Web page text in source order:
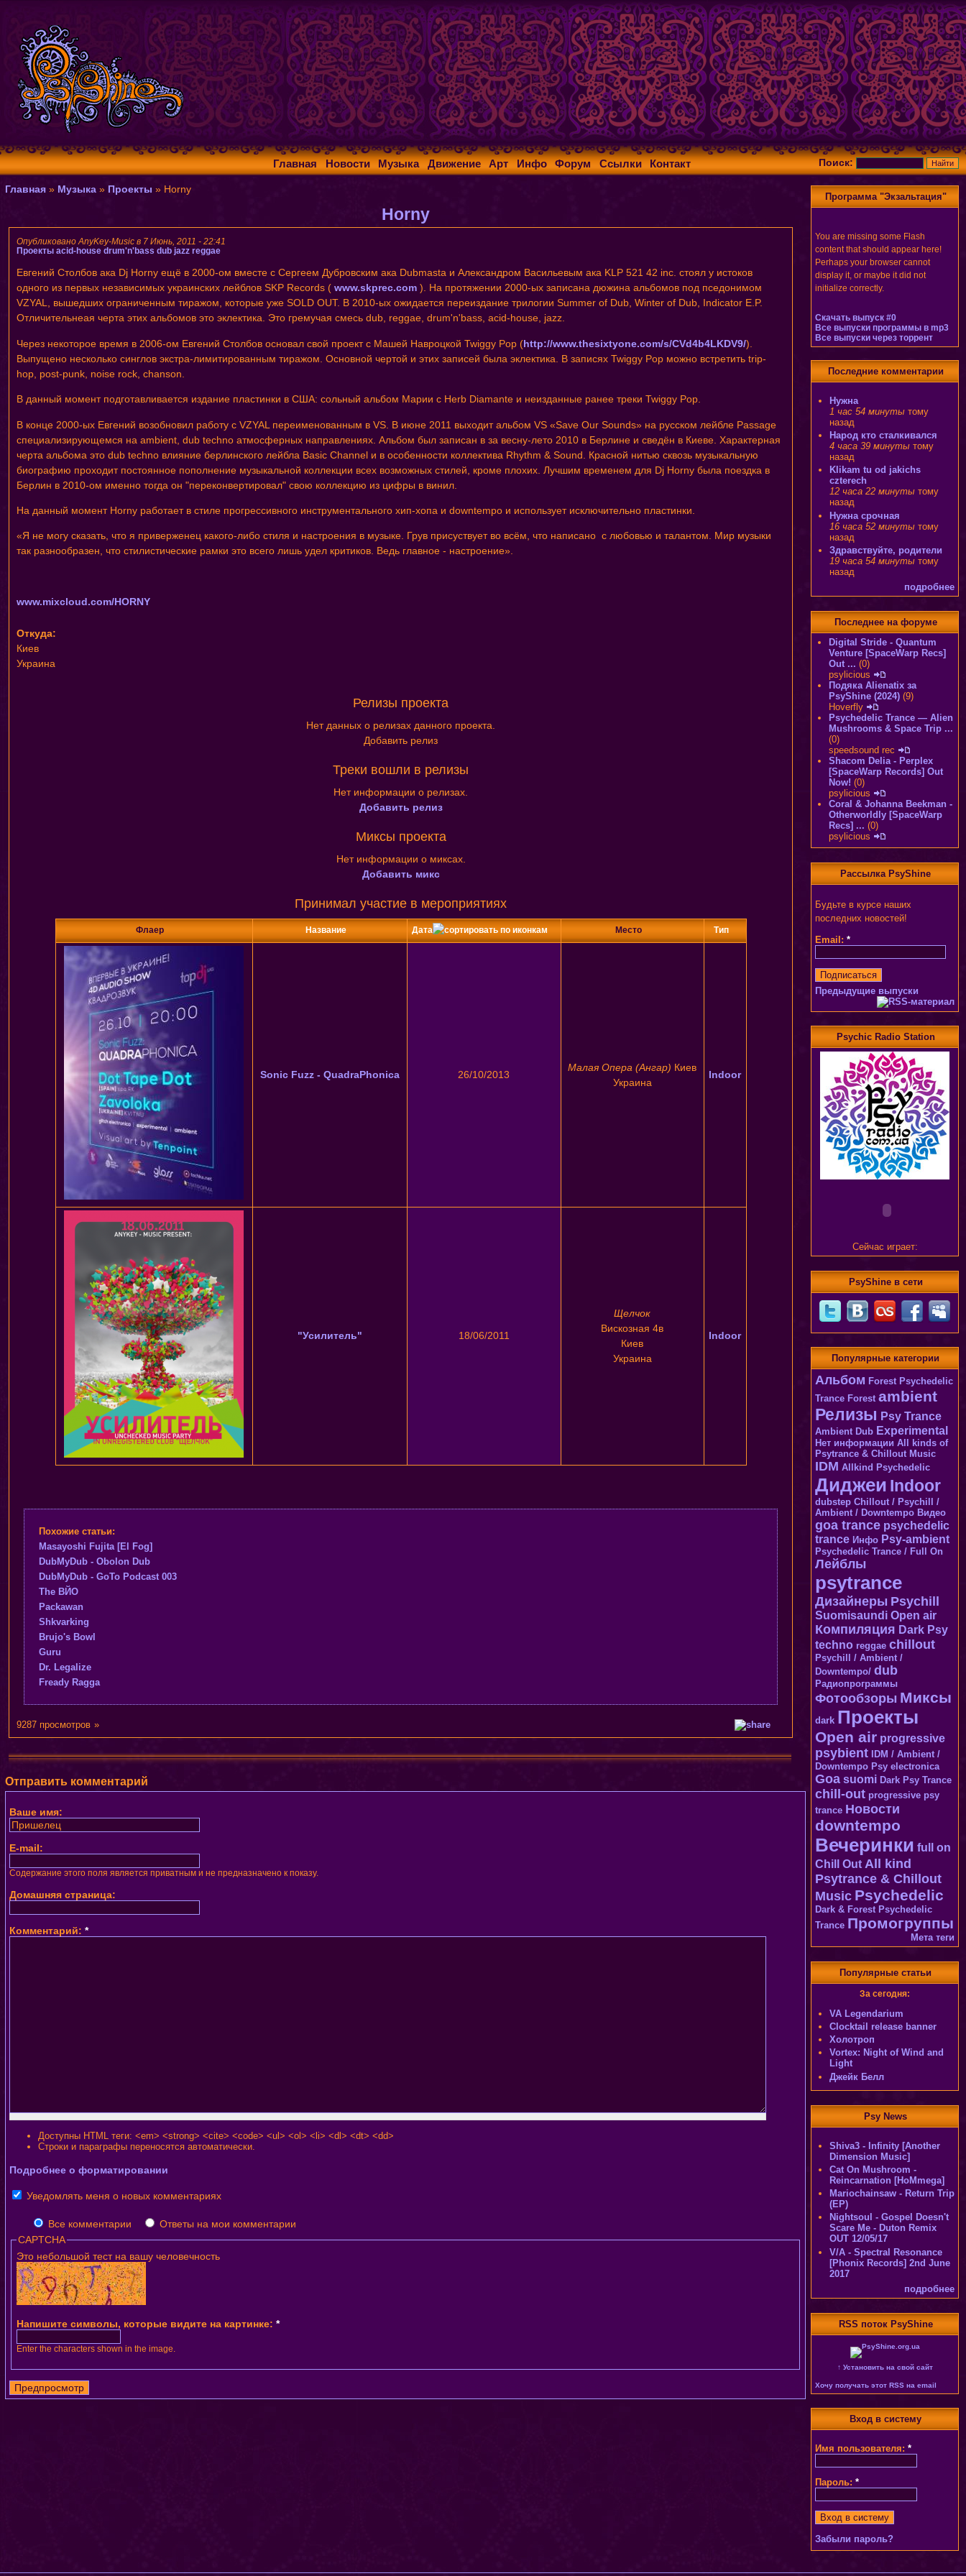
Главная Новости Музыка Движение Арт Инфо Форум Ссылки Контакт Поиск:
Главная » Музыка » Проекты » Horny
Horny
Опубликовано AnyKey-Music в 7 Июнь, 2011 - 22:41
Проекты acid-house drum'n'bass dub jazz reggae
Евгений Столбов ака Dj Horny ещё в 2000-ом вместе с Сергеем Дубровским ака Dubmasta и Александром Васильевым ака KLP 521 42 inc. стоял у истоков
одного из первых независимых украинских лейблов SKP Records ( www.skprec.com ). На протяжении 2000-ых записана дюжина альбомов под пседонимом
VZYAL, вышедших ограниченным тиражом, которые уже SOLD OUT. В 2010-ых ожидается переиздание трилогии Summer of Dub, Winter of Dub, Indicator E.P.
Отличительнеая черта этих альбомов это эклектика. Это гремучая смесь dub, reggae, drum'n'bass, acid-house, jazz.
Через некоторое время в 2006-ом Евгений Столбов основал свой проект с Машей Навроцкой Twiggy Pop (http://www.thesixtyone.com/s/CVd4b4LKDV9/).
Выпущено несколько синглов экстра-лимитированным тиражом. Основной чертой и этих записей была эклектика. В записях Twiggy Pop можно встретить trip-
hop, post-punk, noise rock, chanson.
В данный момент подготавливается издание пластинки в США: сольный альбом Марии с Herb Diamante и неизданные ранее треки Twiggy Pop.
В конце 2000-ых Евгений возобновил работу с VZYAL переименованным в VS. В июне 2011 выходит альбом VS «Save Our Sounds» на русском лейбле Passage
специализирующемся на ambient, dub techno атмосферных направлениях. Альбом был записан в за весну-лето 2010 в Берлине и сведён в Киеве. Характерная
черта альбома это dub techno влияние берлинского лейбла Basic Channel и в особенности коллектива Rhythm & Sound. Красной нитью сквозь музыкальную
биографию проходит постоянное пополнение музыкальной коллекции всех возможных стилей, кроме плохих. Лучшим временем для Dj Horny была поездка в
Берлин в 2010-ом именно тогда он "переконвертировал" свою коллекцию из цифры в винил.
На данный момент Horny работает в стиле прогрессивного инструментального хип-хопа и downtempo и использует исключительно пластинки.
«Я не могу сказать, что я приверженец какого-либо стиля и настроения в музыке. Грув присуствует во всём, что написано с любовью и талантом. Мир музыки
так разнообразен, что стилистические рамки это всего лишь удел критиков. Ведь главное - настроение».
www.mixcloud.com/HORNY
Откуда:
Киев
Украина
Релизы проекта
Нет данных о релизах данного проекта.
Добавить релиз
Треки вошли в релизы
Нет информации о релизах.
Добавить релиз
Миксы проекта
Нет информации о миксах.
Добавить микс
Принимал участие в мероприятиях
Флаер Название Дата Место Тип
Sonic Fuzz - QuadraPhonica 26/10/2013
Малая Опера (Ангар) Киев
Украина
Indoor
"Усилитель" 18/06/2011
Щелчок
Вискозная 4в
Киев
Украина
Indoor
Похожие статьи:
Masayoshi Fujita [El Fog]
DubMyDub - Obolon Dub
DubMyDub - GoTo Podcast 003
The ВЙО
Packawan
Shkvarking
Brujo's Bowl
Guru
Dr. Legalize
Fready Ragga
»
9287 просмотров
Отправить комментарий
Ваше имя:
E-mail:
Содержание этого поля является приватным и не предназначено к показу.
Домашняя страница:
Комментарий:*
Доступны HTML теги: <em> <strong> <cite> <code> <ul> <ol> <li> <dl> <dt> <dd>
Строки и параграфы переносятся автоматически.
Подробнее о форматировании
Уведомлять меня о новых комментариях
Все комментарии
Ответы на мои комментарии
CAPTCHA
Это небольшой тест на вашу человечность
Напишите символы, которые видите на картинке:*
Enter the characters shown in the image.
Программа "Экзальтация"
You are missing some Flash
content that should appear here!
Perhaps your browser cannot
display it, or maybe it did not
initialize correctly.
Скачать выпуск #0
Все выпуски программы в mp3
Все выпуски через торрент
Последние комментарии
Нужна
1 час 54 минутытому
назад
Народ кто сталкивался
4 часа 39 минутытому
назад
Klikam tu od jakichs
czterech
12 часа 22 минутытому
назад
Нужна срочная
16 часа 52 минутытому
назад
Здравствуйте, родители
19 часа 54 минутытому
назад
подробнее
Последнее на форуме
Digital Stride - Quantum
Venture [SpaceWarp Recs]
Out ... (0)
psylicious
Подяка Alienatix за
PsyShine (2024) (9)
Hoverfly
Psychedelic Trance — Alien
Mushrooms & Space Trip ...
(0)
speedsound rec
Shacom Delia - Perplex
[SpaceWarp Records] Out
Now! (0)
psylicious
Coral & Johanna Beekman -
Otherworldly [SpaceWarp
Recs] ... (0)
psylicious
Рассылка PsyShine
Будьте в курсе наших
последних новостей!
Email: *
Предыдущие выпуски
Psychic Radio Station
Сейчас играет:
PsyShine в сети
Популярные категории
Альбом Forest Psychedelic
Trance Forest ambient
Релизы Psy Trance
Ambient Dub Experimental
Нет информации All kinds of
Psytrance & Chillout Music
IDM Allkind Psychedelic
Диджеи Indoor
dubstep Chillout / Psychill /
Ambient / Downtempo Видео
goa trance psychedelic
trance Инфо Psy-ambient
Psychedelic Trance / Full On
Лейблы
psytrance
Дизайнеры Psychill
Suomisaundi Open air
Компиляция Dark Psy
techno reggae chillout
Psychill / Ambient /
Downtempo/ dub
Радиопрограммы
Фотообзоры Миксы
dark Проекты
Open air progressive
psybient
IDM / Ambient /
Downtempo Psy electronica
Goa suomi Dark Psy Trance
chill-out progressive psy
trance Новости
downtempo
Вечеринки full on
Chill Out All kind
Psytrance & Chillout
Music Psychedelic
Dark & Forest Psychedelic
Trance Промогруппы
Мета теги
Популярные статьи
За сегодня:
VA Legendarium
Clocktail release banner
Холотроп
Vortex: Night of Wind and
Light
Джейк Белл
Psy News
Shiva3 - Infinity [Another
Dimension Music]
Cat On Mushroom -
Reincarnation [HoMmega]
Mariochainsaw - Return Trip
(EP)
Nightsoul - Gospel Doesn't
Scare Me - Duton Remix
OUT 12/05/17
V/A - Spectral Resonance
[Phonix Records] 2nd June
2017
подробнее
RSS поток PsyShine
↑ Установить на свой сайт
Хочу получать этот RSS на email
Вход в систему
Имя пользователя: *
Пароль: *
Забыли пароль?